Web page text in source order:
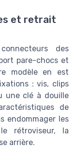
et retrait
des
pare-chocs et
modèle en est
: vis, clips
une clé à douille
de
endommager les
rétroviseur, la
arrière.